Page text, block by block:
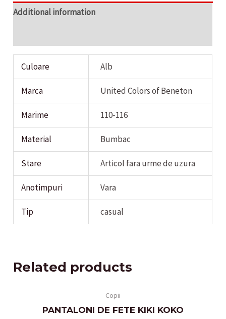
Additional information
Culoare Alb
Marca United Colors of Beneton
Marime 110-116
Material Bumbac
Stare Articol fara urme de uzura
Anotimpuri Vara
Tip casual
Related products
Copii
PANTALONI DE FETE KIKI KOKO